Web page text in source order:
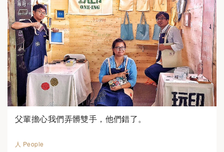
父輩擔心我們弄髒雙手，他們錯了。
人 People